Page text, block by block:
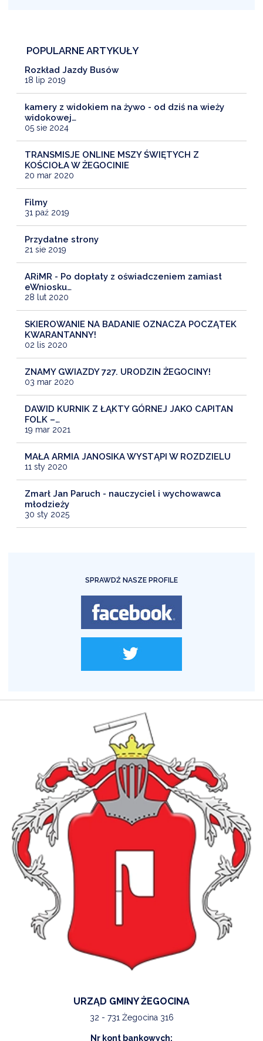
POPULARNE ARTYKUŁY
Rozkład Jazdy Busów
18 lip 2019
kamery z widokiem na żywo - od dziś na wieży
widokowej…
05 sie 2024
TRANSMISJE ONLINE MSZY ŚWIĘTYCH Z
KOŚCIOŁA W ŻEGOCINIE
20 mar 2020
Filmy
31 paź 2019
Przydatne strony
21 sie 2019
ARiMR - Po dopłaty z oświadczeniem zamiast
eWniosku…
28 lut 2020
SKIEROWANIE NA BADANIE OZNACZA POCZĄTEK
KWARANTANNY!
02 lis 2020
ZNAMY GWIAZDY 727. URODZIN ŻEGOCINY!
03 mar 2020
DAWID KURNIK Z ŁĄKTY GÓRNEJ JAKO CAPITAN
FOLK –…
19 mar 2021
MAŁA ARMIA JANOSIKA WYSTĄPI W ROZDZIELU
11 sty 2020
Zmarł Jan Paruch - nauczyciel i wychowawca
młodzieży
30 sty 2025
SPRAWDŹ NASZE PROFILE
URZĄD GMINY ŻEGOCINA
32 - 731 Żegocina 316
Nr kont bankowych: